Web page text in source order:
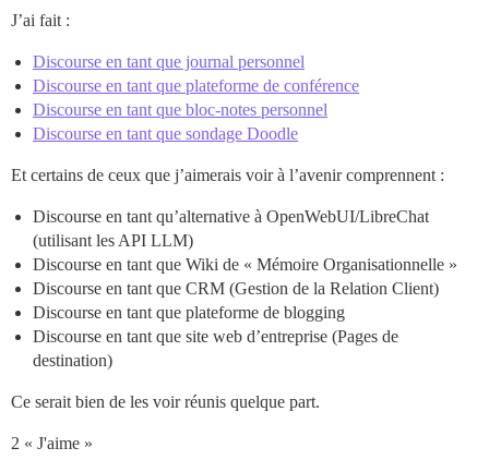
J’ai fait :
Discourse en tant que journal personnel
Discourse en tant que plateforme de conférence
Discourse en tant que bloc-notes personnel
Discourse en tant que sondage Doodle
Et certains de ceux que j’aimerais voir à l’avenir comprennent :
Discourse en tant qu’alternative à OpenWebUI/LibreChat
(utilisant les API LLM)
Discourse en tant que Wiki de « Mémoire Organisationnelle »
Discourse en tant que CRM (Gestion de la Relation Client)
Discourse en tant que plateforme de blogging
Discourse en tant que site web d’entreprise (Pages de
destination)
Ce serait bien de les voir réunis quelque part.
2 « J'aime »